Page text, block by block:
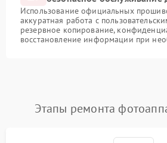
Использование официальных
аккуратная работа с
резервное копирование,
восстановление информации при
Этапы ремонта